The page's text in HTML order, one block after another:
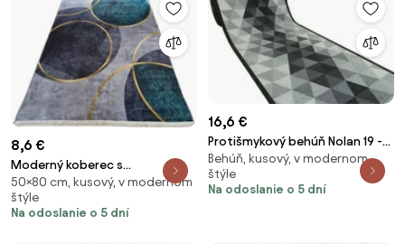
8,6 €
Moderný koberec s
geometrickým vzorom VELVET
M388 – sivá/hnedá/navy
Rozmer: 50x80 cm
50×80 cm, kusový, v modernom
štýle
Na odoslanie o 5 dní
16,6 €
Protišmykový behúň Nolan 19 -
sivý
Behúň, kusový, v modernom
štýle
Na odoslanie o 5 dní